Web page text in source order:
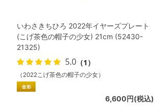
いわさきちひろ 2022年イヤーズプレート
(こげ茶色の帽子の少女) 21cm (52430-
21325)
5.0 （1）
（2022こげ茶色の帽子の少女）
6,600円(税込)